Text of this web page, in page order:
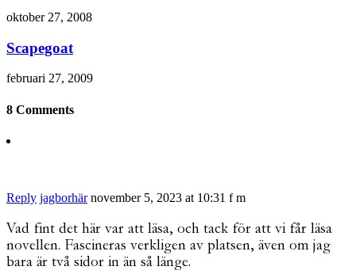
oktober 27, 2008
Scapegoat
februari 27, 2009
8 Comments
Reply jagborhär november 5, 2023 at 10:31 f m
Vad fint det här var att läsa, och tack för att vi får läsa
novellen. Fascineras verkligen av platsen, även om jag
bara är två sidor in än så länge.